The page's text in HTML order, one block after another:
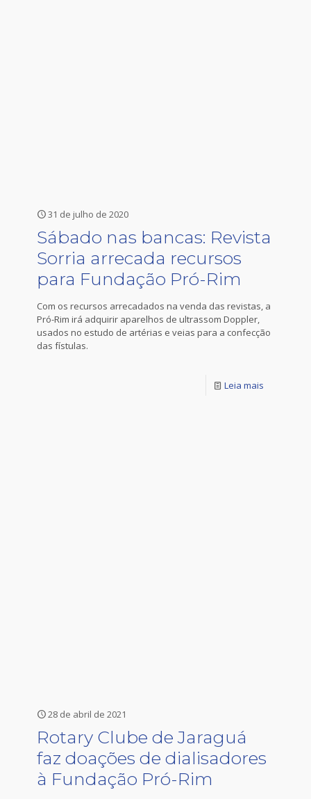
31 de julho de 2020
Sábado nas bancas: Revista
Sorria arrecada recursos
para Fundação Pró-Rim
Com os recursos arrecadados na venda das revistas, a
Pró-Rim irá adquirir aparelhos de ultrassom Doppler,
usados no estudo de artérias e veias para a confecção
das fístulas.
Leia mais
28 de abril de 2021
Rotary Clube de Jaraguá
faz doações de dialisadores
à Fundação Pró-Rim